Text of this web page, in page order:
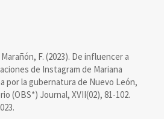
F. (2023). De influencer a
de Instagram de Mariana
por la gubernatura de Nuevo León,
(OBS*) Journal, XVII(02), 81-102.